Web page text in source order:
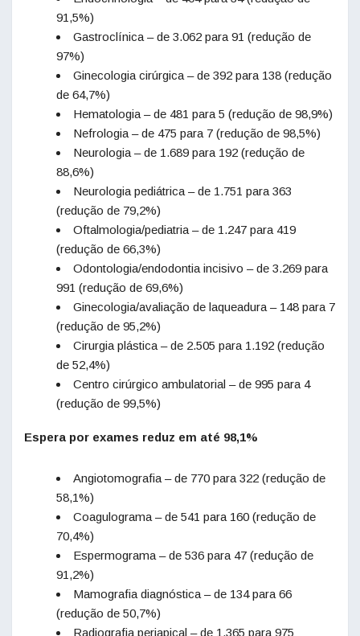
91,5%)
Gastroclínica – de 3.062 para 91 (redução de
97%)
Ginecologia cirúrgica – de 392 para 138 (redução
de 64,7%)
Hematologia – de 481 para 5 (redução de 98,9%)
Nefrologia – de 475 para 7 (redução de 98,5%)
Neurologia – de 1.689 para 192 (redução de
88,6%)
Neurologia pediátrica – de 1.751 para 363
(redução de 79,2%)
Oftalmologia/pediatria – de 1.247 para 419
(redução de 66,3%)
Odontologia/endodontia incisivo – de 3.269 para
991 (redução de 69,6%)
Ginecologia/avaliação de laqueadura – 148 para 7
(redução de 95,2%)
Cirurgia plástica – de 2.505 para 1.192 (redução
de 52,4%)
Centro cirúrgico ambulatorial – de 995 para 4
(redução de 99,5%)
Espera por exames reduz em até 98,1%
Angiotomografia – de 770 para 322 (redução de
58,1%)
Coagulograma – de 541 para 160 (redução de
70,4%)
Espermograma – de 536 para 47 (redução de
91,2%)
Mamografia diagnóstica – de 134 para 66
(redução de 50,7%)
Radiografia periapical – de 1.365 para 975